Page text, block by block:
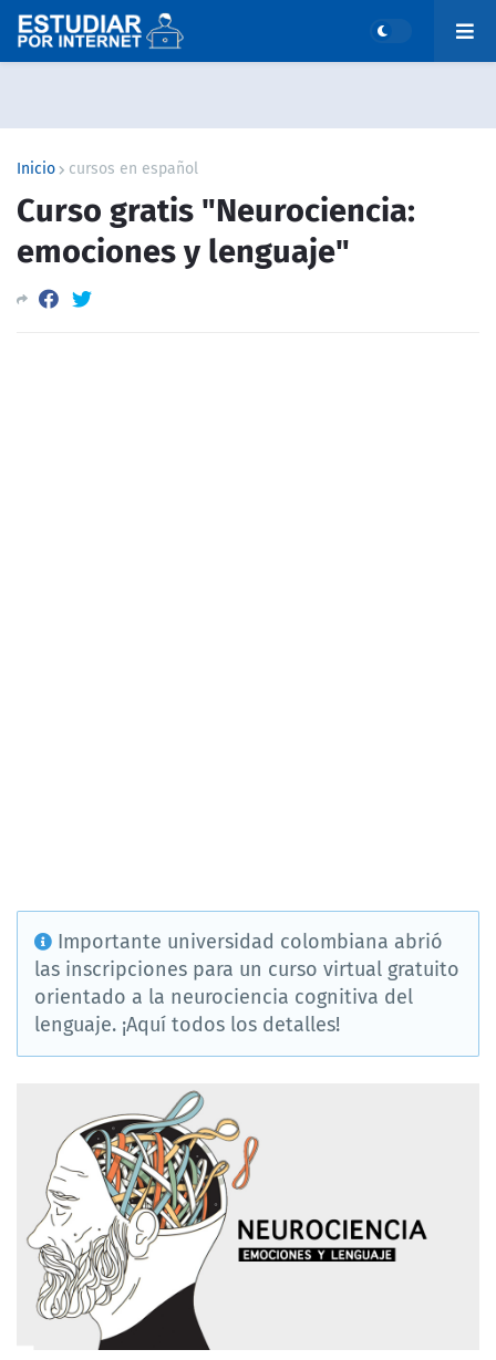
Inicio cursos en español
Curso gratis "Neurociencia:
emociones y lenguaje"
Importante universidad colombiana abrió
las inscripciones para un curso virtual gratuito
orientado a la neurociencia cognitiva del
lenguaje. ¡Aquí todos los detalles!